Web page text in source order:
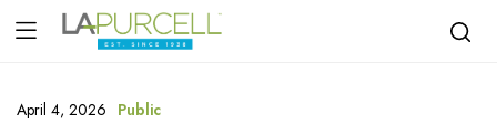
April 4, 2026 Public